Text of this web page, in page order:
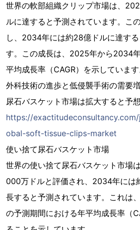
世界の軟部組織クリップ市場は、
ルに達すると予測されています。こ
し、2034年には約28億ドルに達す
す。この成長は、2025年から2034
平均成長率（CAGR）を示していま
外科技術の進歩と低侵襲手術の需要
尿石バスケット市場は拡大すると予
https://
obal-soft-tissue-clips-market
使い捨て尿石バスケット市場
世界の使い捨て尿石バスケット市場
000万ドルと評価され、2034年には
長すると予測されています。これは
の予測期間における年平均成長率（